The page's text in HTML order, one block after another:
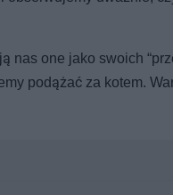
nas one jako swoich
podążać za kotem.